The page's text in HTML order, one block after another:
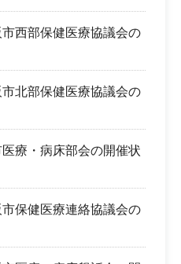
西部保健医療協議会の
北部保健医療協議会の
療・病床部会の開催状
保健医療連絡協議会の